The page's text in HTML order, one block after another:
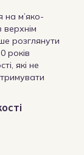
на м’яко-
розглянути
років
які не